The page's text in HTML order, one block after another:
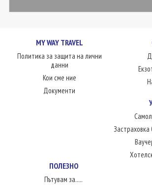
ЛЮБОПИТНО
КОНТАКТИMY WAY TRAVEL
Политика за защита на лични
данни
Кои сме ние
Документи
ПОЛЕЗНО
Пътувам за.....